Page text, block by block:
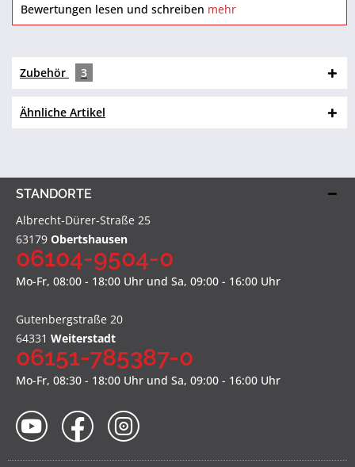
Bewertungen lesen und schreiben mehr
Zubehör 3
Ähnliche Artikel
STANDORTE
Albrecht-Dürer-Straße 25
63179 Obertshausen
06104-9504-0
Mo-Fr, 08:00 - 18:00 Uhr und Sa, 09:00 - 16:00 Uhr
Gutenbergstraße 20
64331 Weiterstadt
06151-785387-0
Mo-Fr, 08:30 - 18:00 Uhr und Sa, 09:00 - 16:00 Uhr